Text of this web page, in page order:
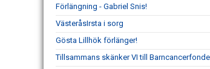
Förlängning - Gabriel Snis!
VästeråsIrsta i sorg
Gösta Lillhök förlänger!
Tillsammans skänker VI till